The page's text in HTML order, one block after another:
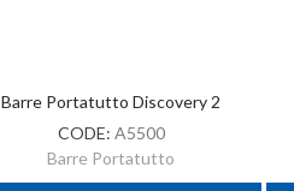
Barre Portatutto Discovery 2
CODE: A5500
Barre Portatutto